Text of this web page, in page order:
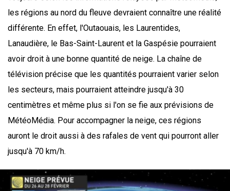
les régions au nord du fleuve devraient connaître une réalité
différente. En effet, l'Outaouais, les Laurentides,
Lanaudière, le Bas-Saint-Laurent et la Gaspésie pourraient
avoir droit à une bonne quantité de neige. La chaîne de
télévision précise que les quantités pourraient varier selon
les secteurs, mais pourraient atteindre jusqu'à 30
centimètres et même plus si l'on se fie aux prévisions de
MétéoMédia. Pour accompagner la neige, ces régions
auront le droit aussi à des rafales de vent qui pourront aller
jusqu'à 70 km/h.